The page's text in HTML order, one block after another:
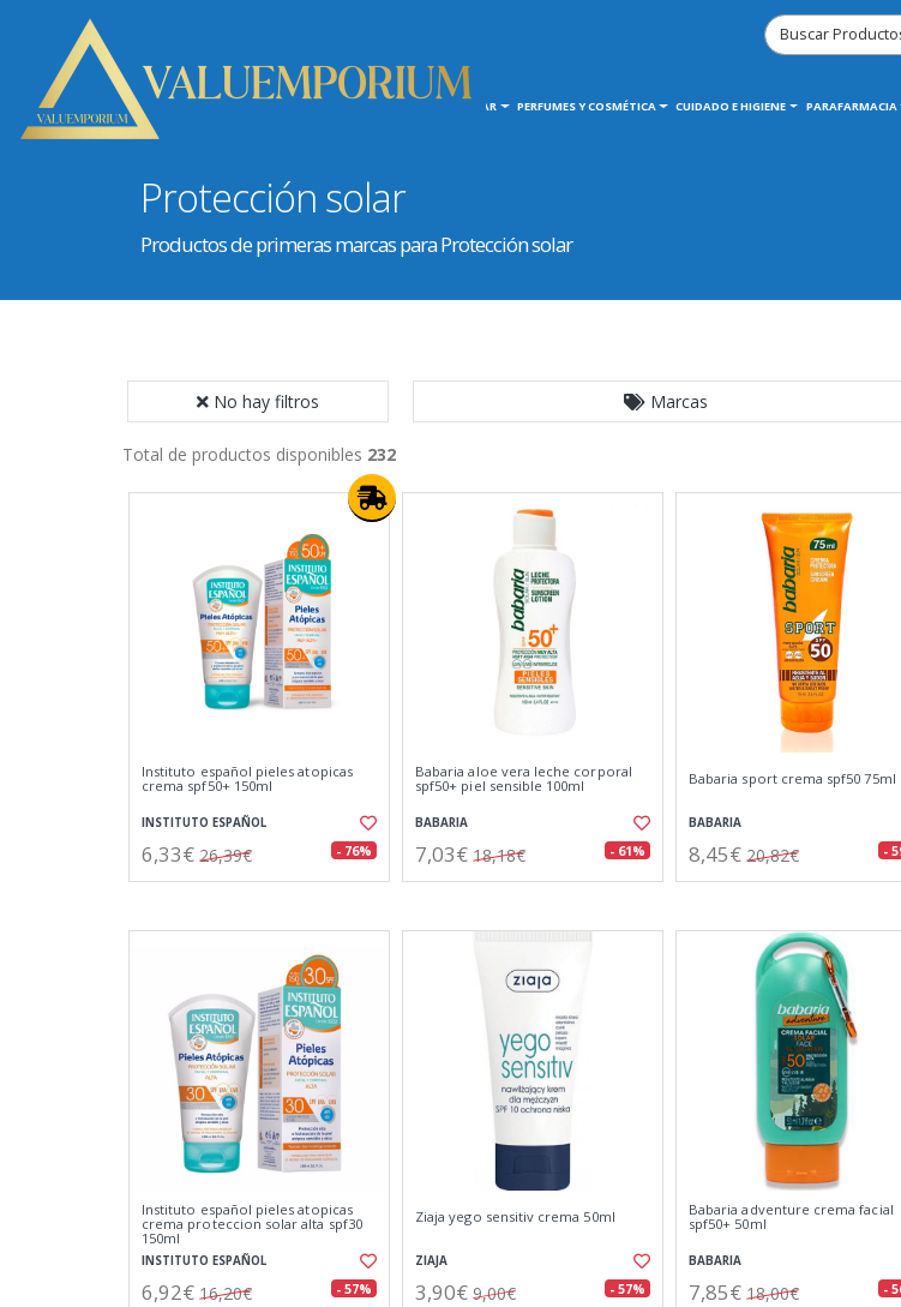
HOGAR PERFUMES Y COSMÉTICA CUIDADO E HIGIENE PARAFARMACIA
Protección solar
Productos de primeras marcas para Protección solar
No hay filtros Marcas
Total de productos disponibles 232
Instituto español pieles atopicas
crema spf50+ 150ml
INSTITUTO ESPAÑOL
6,33€ 26,39€ - 76%
Babaria aloe vera leche corporal
spf50+ piel sensible 100ml
BABARIA
7,03€ 18,18€ - 61%
Babaria sport crema spf50 75ml
BABARIA
8,45€ 20,82€ -
Instituto español pieles atopicas
crema proteccion solar alta spf30
150ml
INSTITUTO ESPAÑOL
6,92€ 16,20€ - 57%
Ziaja yego sensitiv crema 50ml
ZIAJA
3,90€ 9,00€ - 57%
Babaria adventure crema facial
spf50+ 50ml
BABARIA
7,85€ 18,00€ -